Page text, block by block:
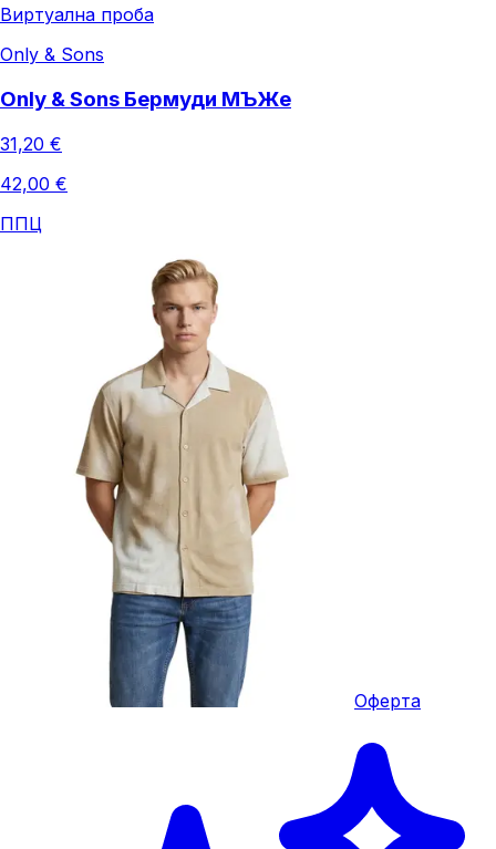
Виртуална проба
Only & Sons
Only & Sons Бермуди МЪЖe
31,20 €
42,00 €
ППЦ
Оферта